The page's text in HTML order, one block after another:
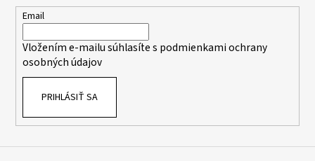
Email
Vložením e-mailu súhlasíte s podmienkami ochrany
osobných údajov
PRIHLÁSIŤ SA